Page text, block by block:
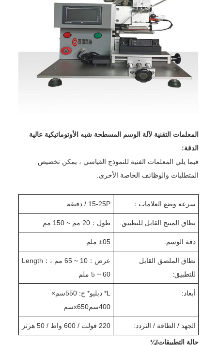
المعلمات التقنية لآلة الوسم المسطحة شبه الأوتوماتيكية عالية
الدقة:
فيما يلي المعلمات الفنية للنموذج القياسي ، يمكن تخصيص
المتطلبات والوظائف الخاصة الأخرى.
سرعة وضع العلامات ： 15-25P / دقيقة
نطاق المنتج القابل للتطبيق: طول ： 20 مم ~ 150 مم
دقة الوسم: ±05 ملم
نطاق الملصق القابل
للتطبيق:
عرض ： 10 ~ 65 مم ، Length ：
5 ~ 60 ملم
أبعاد: L* دبليو* ح: 550 سم×
400سمx650سم
الجهد / الطاقة / التردد: 220 فولت / 600 واط / 50 هرتز
حالة التطبيقاتï¼